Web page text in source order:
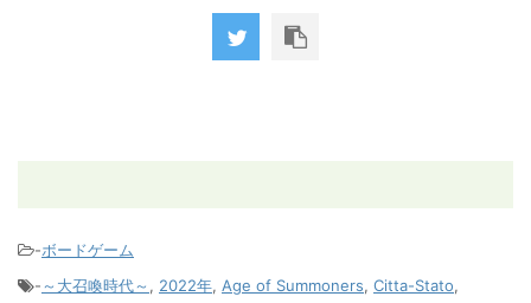
-ボードゲーム
-～大召喚時代～ , 2022年, Age of Summoners, Citta-Stato,